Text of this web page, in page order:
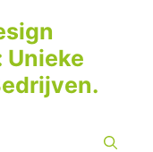
Unieke